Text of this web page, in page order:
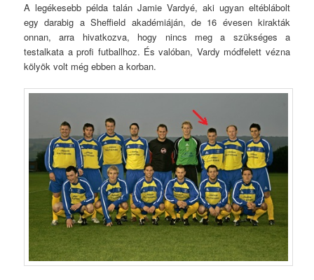
A legékesebb példa talán Jamie Vardyé, aki ugyan eltéblábolt
egy darabig a Sheffield akadémiáján, de 16 évesen kirakták
onnan, arra hivatkozva, hogy nincs meg a szükséges a
testalkata a profi futballhoz. És valóban, Vardy módfelett vézna
kölyök volt még ebben a korban.